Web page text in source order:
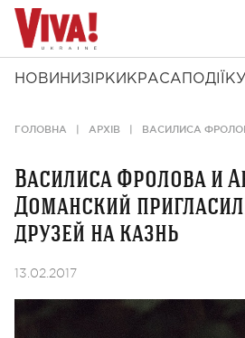
НОВИНИ ЗІРКИ КРАСА ПОДІЇ
ГОЛОВНА АРХІВ ВАСИЛИСА
Василиса Фролова и
Доманский
друзей на казнь
13.02.2017